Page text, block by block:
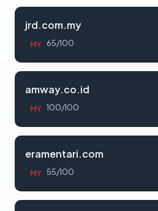
jrd.com.my
MY 65/100
amway.co.id
MY 100/100
eramentari.com
MY 55/100